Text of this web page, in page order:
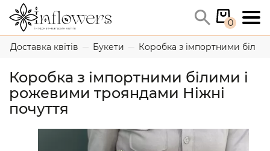
0
Доставка квітів Букети Коробка з імпортними
Коробка з імпортними білими і
рожевими трояндами Ніжні
почуття